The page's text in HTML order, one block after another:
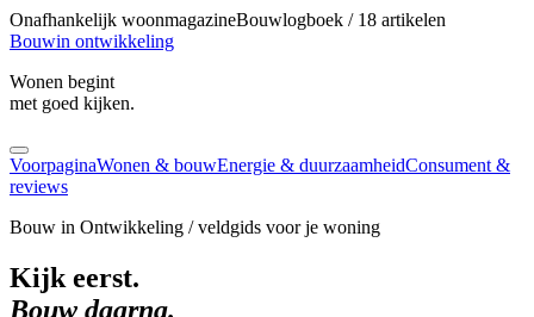
Onafhankelijk woonmagazineBouwlogboek / 18 artikelen
Bouwin ontwikkeling
Wonen begint
met goed kijken.
VoorpaginaWonen & bouwEnergie & duurzaamheidConsument &
reviews
Bouw in Ontwikkeling / veldgids voor je woning
Kijk eerst.
Bouw daarna.